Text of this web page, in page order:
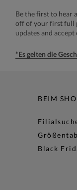
Be the first to hear
off of your first full
updates and accept
*Es gelten die
BEIM
Black